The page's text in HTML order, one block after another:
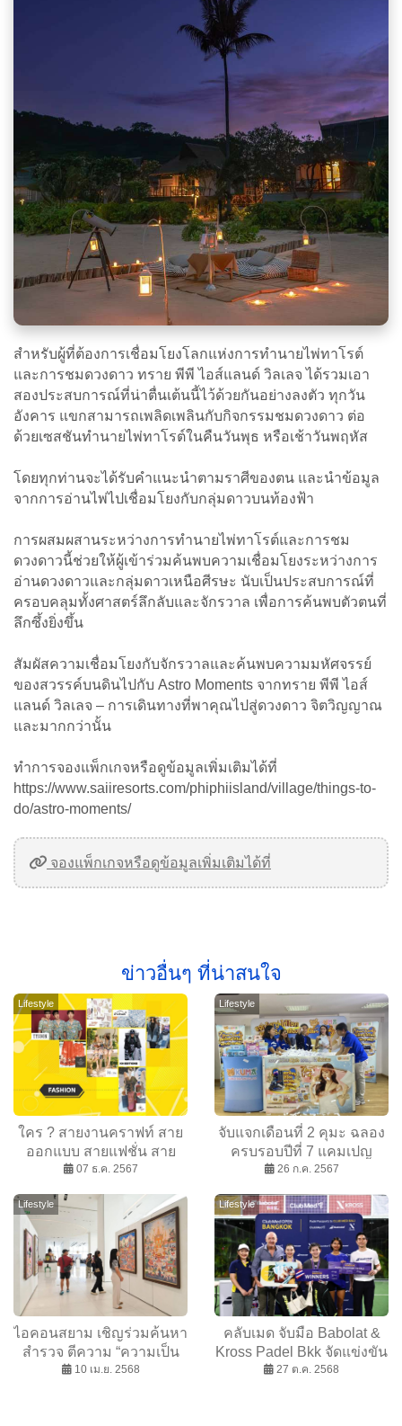
สำหรับผู้ที่ต้องการเชื่อมโยงโลกแห่งการทำนายไพ่ทาโรต์
และการชมดวงดาว ทราย พีพี ไอส์แลนด์ วิลเลจ ได้รวมเอา
สองประสบการณ์ที่น่าตื่นเต้นนี้ไว้ด้วยกันอย่างลงตัว ทุกวัน
อังคาร แขกสามารถเพลิดเพลินกับกิจกรรมชมดวงดาว ต่อ
ด้วยเซสชันทำนายไพ่ทาโรต์ในคืนวันพุธ หรือเช้าวันพฤหัส
โดยทุกท่านจะได้รับคำแนะนำตามราศีของตน และนำข้อมูล
จากการอ่านไพ่ไปเชื่อมโยงกับกลุ่มดาวบนท้องฟ้า
การผสมผสานระหว่างการทำนายไพ่ทาโรต์และการชม
ดวงดาวนี้ช่วยให้ผู้เข้าร่วมค้นพบความเชื่อมโยงระหว่างการ
อ่านดวงดาวและกลุ่มดาวเหนือศีรษะ นับเป็นประสบการณ์ที่
ครอบคลุมทั้งศาสตร์ลึกลับและจักรวาล เพื่อการค้นพบตัวตนที่
ลึกซึ้งยิ่งขึ้น
สัมผัสความเชื่อมโยงกับจักรวาลและค้นพบความมหัศจรรย์
ของสวรรค์บนดินไปกับ Astro Moments จากทราย พีพี ไอส์
แลนด์ วิลเลจ – การเดินทางที่พาคุณไปสู่ดวงดาว จิตวิญญาณ
และมากกว่านั้น
ทำการจองแพ็กเกจหรือดูข้อมูลเพิ่มเติมได้ที่
https://www.saiiresorts.com/phiphiisland/village/things-to-
do/astro-moments/
จองแพ็กเกจหรือดูข้อมูลเพิ่มเติมได้ที่
ข่าวอื่นๆ ที่น่าสนใจ
Lifestyle
ใคร ? สายงานคราฟท์ สาย
ออกแบบ สายแฟชั่น สาย
ดูแลสุขภาพ ต้องมา !
07 ธ.ค. 2567
Lifestyle
จับแจกเดือนที่ 2 คุมะ ฉลอง
ครบรอบปีที่ 7 แคมเปญ
“KUMA 7th Years Lucky”
26 ก.ค. 2567
Lifestyle
ไอคอนสยาม เชิญร่วมค้นหา
สำรวจ ตีความ “ความเป็น
ไทย”ผ่านงานศิลปะ รุ่นเยาว์
10 เม.ย. 2568
Lifestyle
คลับเมด จับมือ Babolat &
Kross Padel Bkk จัดแข่งขัน
Club Med Open ฯ ครั้งแรก
27 ต.ค. 2568